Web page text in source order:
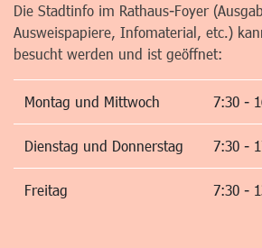
Die Stadtinfo im Rathaus-Foyer
Ausweispapiere, Infomaterial, etc.)
besucht werden und ist geöffnet:
Montag und Mittwoch 7:30 -
Dienstag und Donnerstag 7:30 -
Freitag 7:30 -